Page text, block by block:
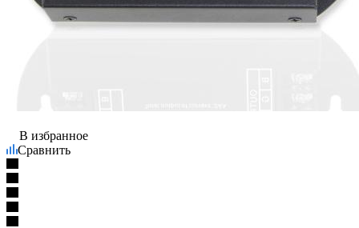
В избранное
Сравнить